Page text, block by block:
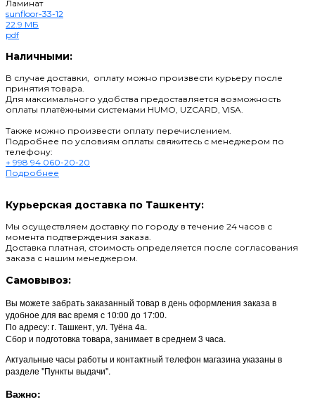
Ламинат
sunfloor-33-12
22.9 МБ
pdf
Наличными:
В случае доставки, оплату можно произвести курьеру после
принятия товара.
Для максимального удобства предоставляется возможность
оплаты платёжными системами HUMO, UZCARD, VISA.
Также можно произвести оплату перечислением.
Подробнее по условиям оплаты свяжитесь с менеджером по
телефону:
+ 998 94 060-20-20
Подробнее
Курьерская доставка по Ташкенту:
Мы осуществляем доставку по городу в течение 24 часов с
момента подтверждения заказа.
Доставка платная, стоимость определяется после согласования
заказа с нашим менеджером.
Самовывоз:
Вы можете забрать заказанный товар в день оформления заказа в
удобное для вас время с 10:00 до 17:00.
По адресу: г. Ташкент, ул. Туёна 4а.
Сбор и подготовка товара, занимает в среднем 3 часа.
Актуальные часы работы и контактный телефон магазина указаны в
разделе "Пункты выдачи".
Важно: